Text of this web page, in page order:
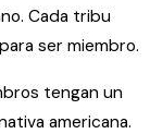
Cada tribu
ser miembro.
tengan un
americana.